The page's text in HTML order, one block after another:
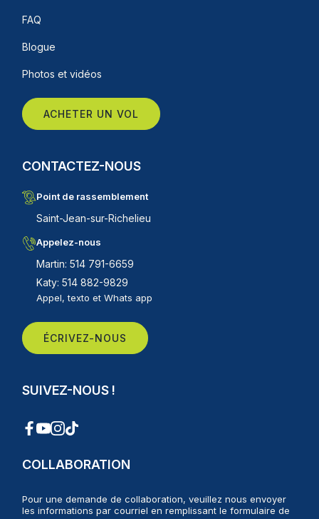
FAQ
Blogue
Photos et vidéos
ACHETER UN VOL
CONTACTEZ-NOUS
Point de rassemblement
Saint-Jean-sur-Richelieu
Appelez-nous
Martin: 514 791-6659
Katy: 514 882-9829
Appel, texto et Whats app
ÉCRIVEZ-NOUS
SUIVEZ-NOUS !
COLLABORATION
Pour une demande de collaboration, veuillez nous envoyer
les informations par courriel en remplissant le formulaire de